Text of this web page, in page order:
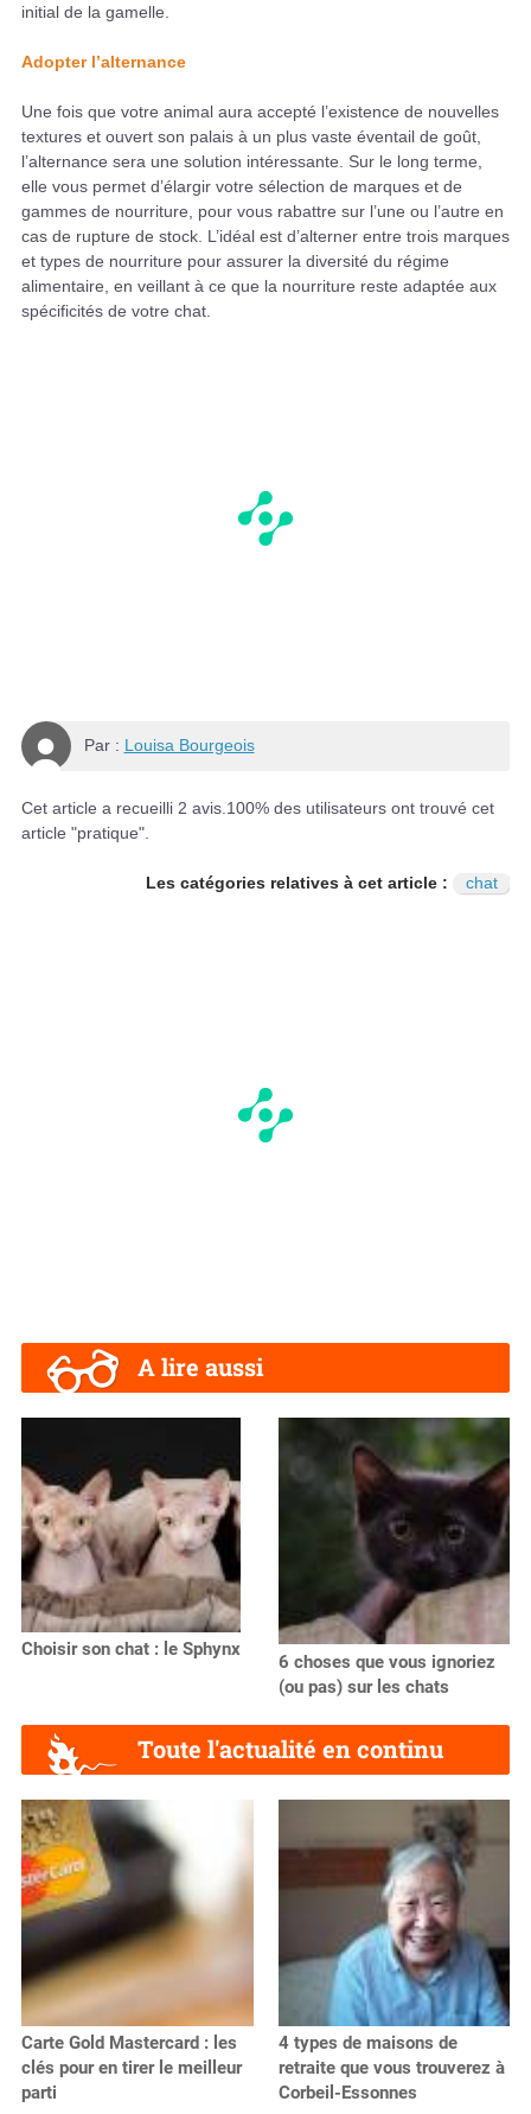
initial de la gamelle.
Adopter l’alternance
Une fois que votre animal aura accepté l’existence de nouvelles
textures et ouvert son palais à un plus vaste éventail de goût,
l’alternance sera une solution intéressante. Sur le long terme,
elle vous permet d’élargir votre sélection de marques et de
gammes de nourriture, pour vous rabattre sur l’une ou l’autre en
cas de rupture de stock. L’idéal est d’alterner entre trois marques
et types de nourriture pour assurer la diversité du régime
alimentaire, en veillant à ce que la nourriture reste adaptée aux
spécificités de votre chat.
Par : Louisa Bourgeois
Cet article a recueilli 2 avis. 100% des utilisateurs ont trouvé cet
article "pratique".
Les catégories relatives à cet article : chat
A lire aussi
Choisir son chat : le Sphynx
6 choses que vous ignoriez
(ou pas) sur les chats
Toute l'actualité en continu
Carte Gold Mastercard : les
clés pour en tirer le meilleur
parti
4 types de maisons de
retraite que vous trouverez à
Corbeil-Essonnes